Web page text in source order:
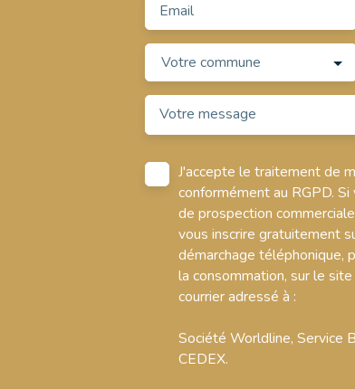
Email
Votre commune
Votre message
J'accepte le traitement de
conformément au RGPD.
de prospection
vous inscrire gratuitement
démarchage téléphonique,
la consommation, sur le
courrier adressé à :
Société Worldline, Service
CEDEX.